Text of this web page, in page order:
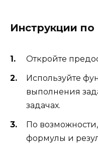
Инструкции
Откройте
Используйте
выполнения
задачах.
По
формулы и